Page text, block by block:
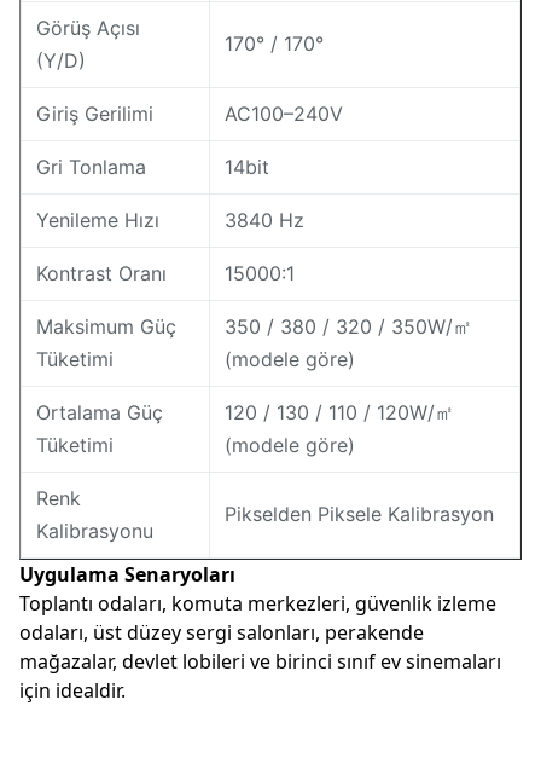
Görüş Açısı
(Y/D)
170° / 170°
Giriş Gerilimi AC100–240V
Gri Tonlama 14bit
Yenileme Hızı 3840 Hz
Kontrast Oranı 15000:1
Maksimum Güç
Tüketimi
350 / 380 / 320 / 350W/㎡
(modele göre)
Ortalama Güç
Tüketimi
120 / 130 / 110 / 120W/㎡
(modele göre)
Renk
Kalibrasyonu
Pikselden Piksele Kalibrasyon
Uygulama Senaryoları
Toplantı odaları, komuta merkezleri, güvenlik izleme
odaları, üst düzey sergi salonları, perakende
mağazalar, devlet lobileri ve birinci sınıf ev sinemaları
için idealdir.